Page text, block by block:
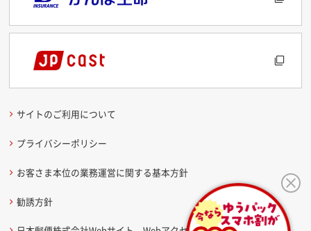
サイトのご利用について
プライバシーポリシー
お客さま本位の業務運営に関する基本方針
勧誘方針